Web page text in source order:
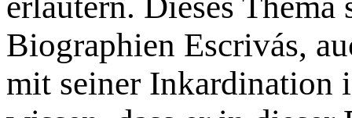
Biographien Escrivás,
mit seiner Inkardination